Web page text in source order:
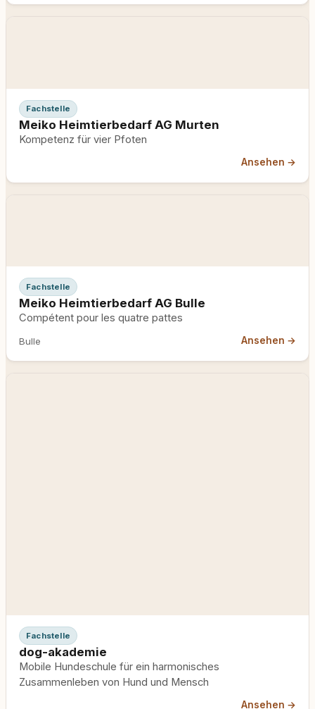
Fachstelle
Meiko Heimtierbedarf AG Murten
Kompetenz für vier Pfoten
Ansehen →
Fachstelle
Meiko Heimtierbedarf AG Bulle
Compétent pour les quatre pattes
Bulle Ansehen →
Fachstelle
dog-akademie
Mobile Hundeschule für ein harmonisches
Zusammenleben von Hund und Mensch
Ansehen →